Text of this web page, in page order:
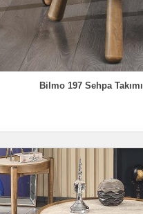
Bilmo 197 Sehpa Takımı